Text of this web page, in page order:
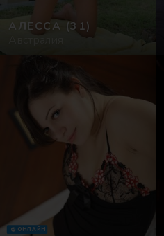
АЛЕССА (31)
Австралия
ОНЛАЙН